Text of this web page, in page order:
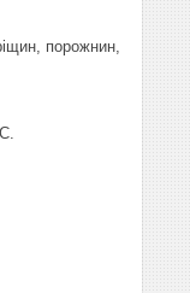
порожнин,